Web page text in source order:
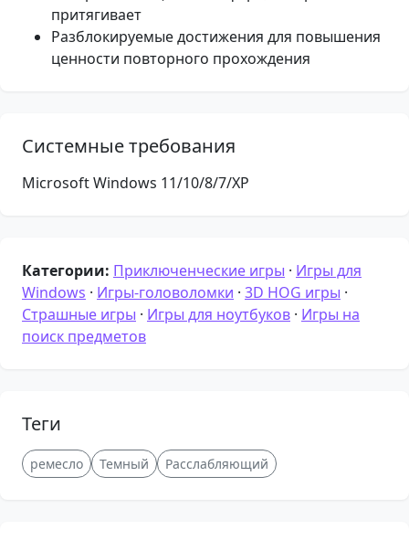
притягивает
Разблокируемые достижения для повышения
ценности повторного прохождения
Системные требования
Microsoft Windows 11/10/8/7/XP
Категории: Приключенческие игры · Игры для
Windows · Игры-головоломки · 3D HOG игры ·
Страшные игры · Игры для ноутбуков · Игры на
поиск предметов
Теги
ремесло Темный Расслабляющий